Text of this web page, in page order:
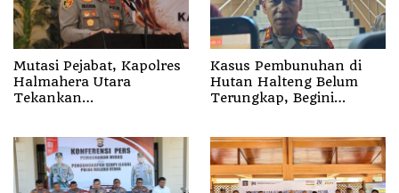
Mutasi Pejabat, Kapolres
Halmahera Utara
Tekankan
Kasus Pembunuhan di
Hutan Halteng Belum
Terungkap, Begini